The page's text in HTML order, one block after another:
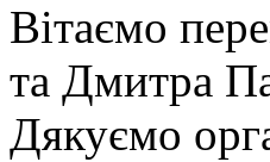
Вітаємо
та Дмитра
Дякуємо